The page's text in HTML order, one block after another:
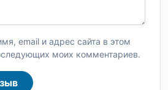
email и адрес сайта в этом
моих комментариев.
отзыв